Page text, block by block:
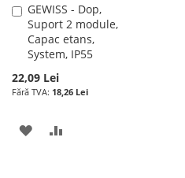
GEWISS - Dop,
Suport 2 module,
Capac etans,
System, IP55
22,09 Lei
18,26 Lei
Adauga
în
cos
ADAUGATI